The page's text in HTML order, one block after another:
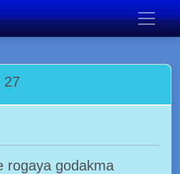
rogaya godakma